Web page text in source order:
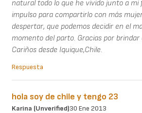
natural todo lo que he vivido junto a mi
impulso para compartirlo con más
despertar, que podemos decidir en el
momento del parto. Gracias por brindar
Cariños desde Iquique,Chile.
Respuesta
hola soy de chile y tengo 23
Karina (unverified)30 Ene 2013